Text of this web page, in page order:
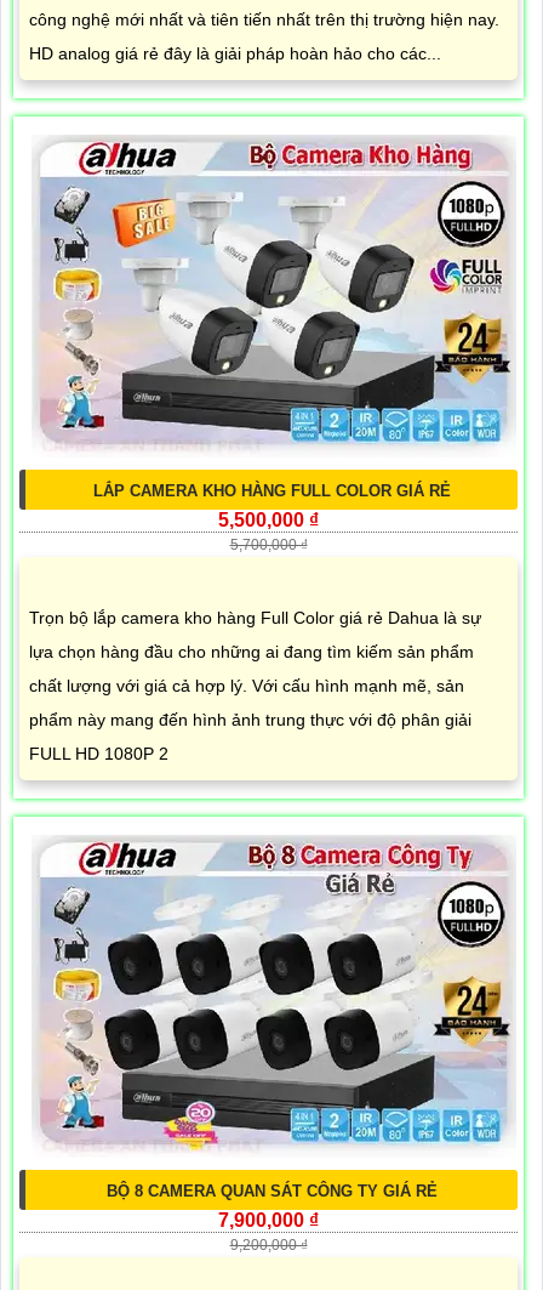
công nghệ mới nhất và tiên tiến nhất trên thị trường hiện nay.
HD analog giá rẻ đây là giải pháp hoàn hảo cho các...
LẮP CAMERA KHO HÀNG FULL COLOR GIÁ RẺ
5,500,000 ₫
5,700,000 ₫
Trọn bộ lắp camera kho hàng Full Color giá rẻ Dahua là sự
lựa chọn hàng đầu cho những ai đang tìm kiếm sản phẩm
chất lượng với giá cả hợp lý. Với cấu hình mạnh mẽ, sản
phẩm này mang đến hình ảnh trung thực với độ phân giải
FULL HD 1080P 2
BỘ 8 CAMERA QUAN SÁT CÔNG TY GIÁ RẺ
7,900,000 ₫
9,200,000 ₫